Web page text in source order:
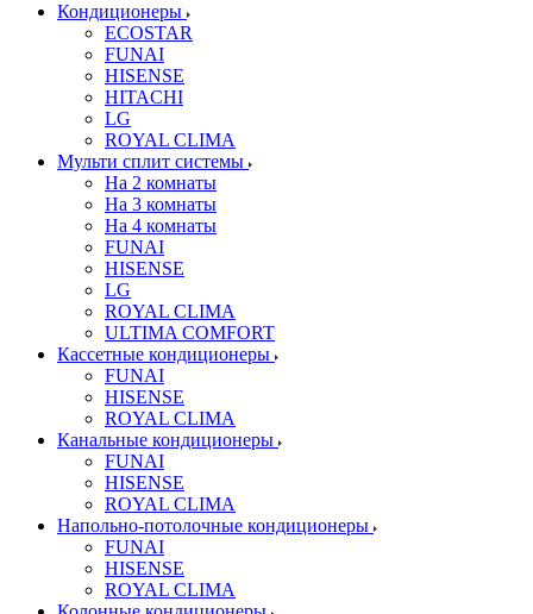
Кондиционеры
ECOSTAR
FUNAI
HISENSE
HITACHI
LG
ROYAL CLIMA
Мульти сплит системы
На 2 комнаты
На 3 комнаты
На 4 комнаты
FUNAI
HISENSE
LG
ROYAL CLIMA
ULTIMA COMFORT
Кассетные кондиционеры
FUNAI
HISENSE
ROYAL CLIMA
Канальные кондиционеры
FUNAI
HISENSE
ROYAL CLIMA
Напольно-потолочные кондиционеры
FUNAI
HISENSE
ROYAL CLIMA